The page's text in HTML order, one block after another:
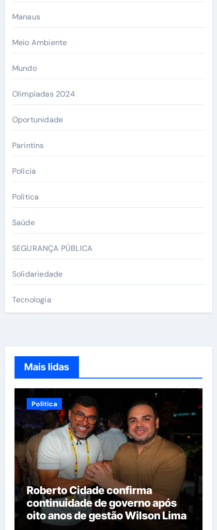
Manaus
Meio Ambiente
Mundo
Olimpíadas 2024
Oportunidade
Parintins
Polícia
Política
Saúde
SEGURANÇA PÚBLICA
Solidariedade
Tecnologia
Mais lidas
Política
Roberto Cidade confirma
continuidade de governo após
oito anos de gestão Wilson Lima